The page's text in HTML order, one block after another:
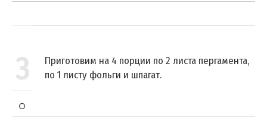
3
Приготовим на 4 порции по 2 листа пергамента,
по 1 листу фольги и шпагат.